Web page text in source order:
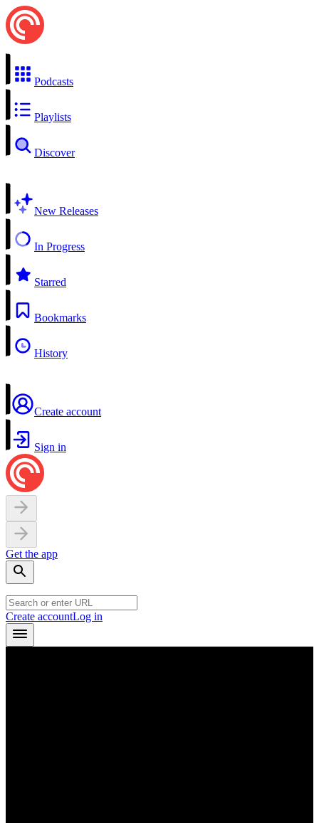
Podcasts
Playlists
Discover
New Releases
In Progress
Starred
Bookmarks
History
Create account
Sign in
Get the app
Create accountLog in